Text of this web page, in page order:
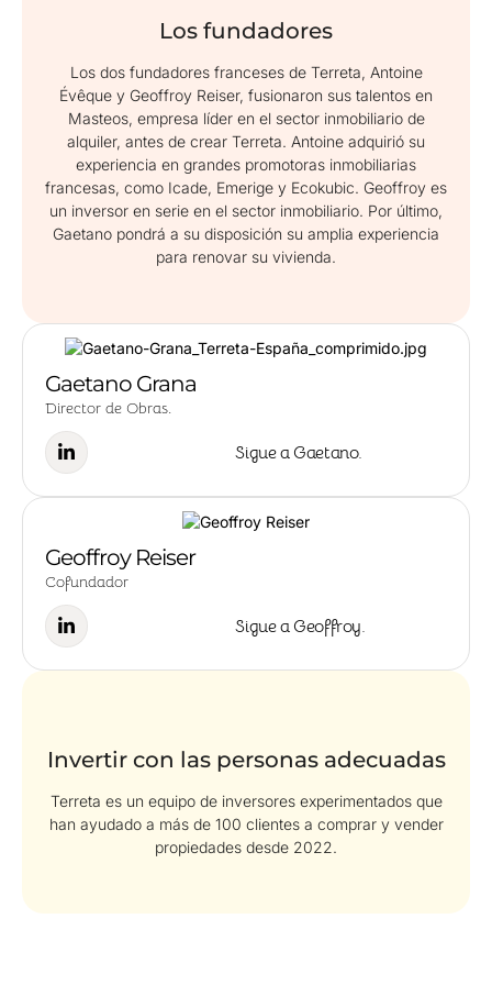
Gaetano Grana
Director de Obras.
Sigue a Gaetano.
Los fundadores
Los dos fundadores franceses de Terreta, Antoine
Évêque y Geoffroy Reiser, fusionaron sus talentos en
Masteos, empresa líder en el sector inmobiliario de
alquiler, antes de crear Terreta. Antoine adquirió su
experiencia en grandes promotoras inmobiliarias
francesas, como Icade, Emerige y Ecokubic. Geoffroy es
un inversor en serie en el sector inmobiliario. Por último,
Gaetano pondrá a su disposición su amplia experiencia
para renovar su vivienda.
Geoffroy Reiser
Cofundador
Sigue a Geoffroy.
Invertir con las personas adecuadas
Terreta es un equipo de inversores experimentados que
han ayudado a más de 100 clientes a comprar y vender
propiedades desde 2022.